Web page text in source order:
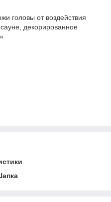
головы от воздействия
декорированное